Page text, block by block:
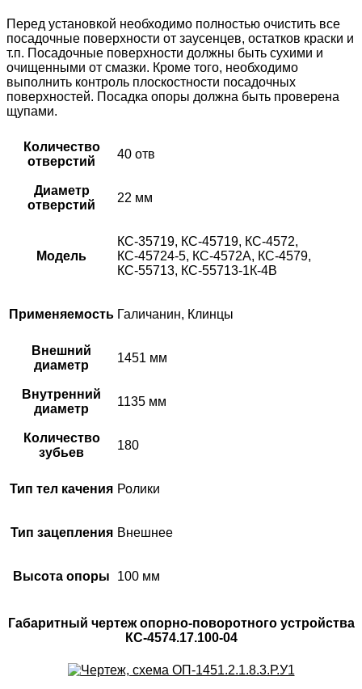
Перед установкой необходимо полностью очистить все
посадочные поверхности от заусенцев, остатков краски и
т.п. Посадочные поверхности должны быть сухими и
очищенными от смазки. Кроме того, необходимо
выполнить контроль плоскостности посадочных
поверхностей. Посадка опоры должна быть проверена
щупами.
Количество
отверстий
40 отв
Диаметр
отверстий
22 мм
Модель
КС-35719, КС-45719, КС-4572,
КС-45724-5, КС-4572А, КС-4579,
КС-55713, КС-55713-1К-4В
Применяемость Галичанин, Клинцы
Внешний
диаметр
1451 мм
Внутренний
диаметр
1135 мм
Количество
зубьев
180
Тип тел качения Ролики
Тип зацепления Внешнее
Высота опоры 100 мм
Габаритный чертеж опорно-поворотного устройства
КС-4574.17.100-04